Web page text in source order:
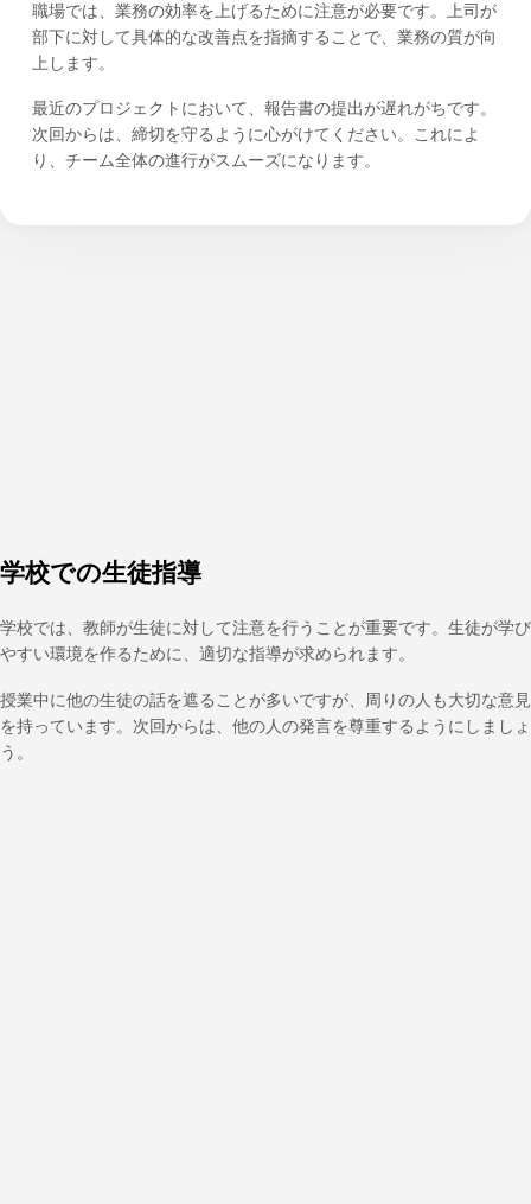
職場では、業務の効率を上げるために注意が必要です。上司が
部下に対して具体的な改善点を指摘することで、業務の質が向
上します。
最近のプロジェクトにおいて、報告書の提出が遅れがちです。
次回からは、締切を守るように心がけてください。これによ
り、チーム全体の進行がスムーズになります。
学校での生徒指導
学校では、教師が生徒に対して注意を行うことが重要です。生徒が学び
やすい環境を作るために、適切な指導が求められます。
授業中に他の生徒の話を遮ることが多いですが、周りの人も大切な意見
を持っています。次回からは、他の人の発言を尊重するようにしましょ
う。